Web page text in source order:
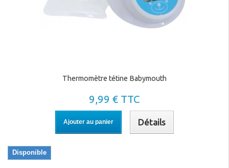
Thermomètre tétine Babymouth
9,99 € TTC
Ajouter au panier Détails
Disponible